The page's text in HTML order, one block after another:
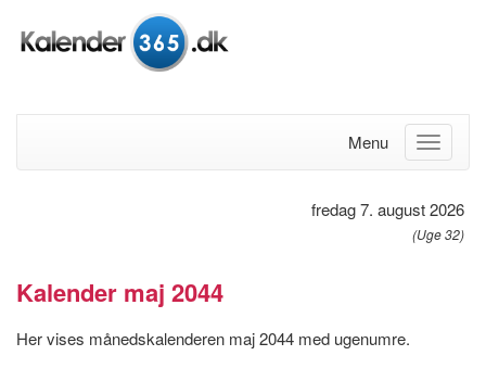
Menu
fredag 7. august 2026
(Uge 32)
Kalender maj 2044
Her vises månedskalenderen maj 2044 med ugenumre.